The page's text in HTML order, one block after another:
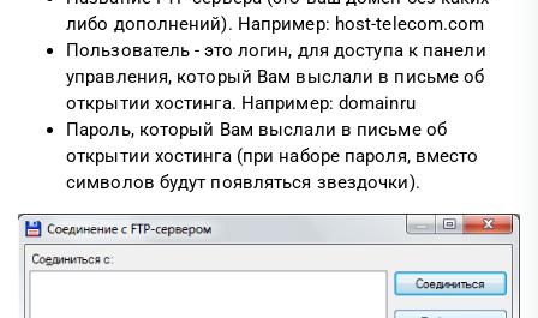
либо дополнений). Например: host-telecom.com
Пользователь - это логин, для доступа к панели
управления, который Вам выслали в письме об
открытии хостинга. Например: domainru
Пароль, который Вам выслали в письме об
открытии хостинга (при наборе пароля, вместо
символов будут появляться звездочки).